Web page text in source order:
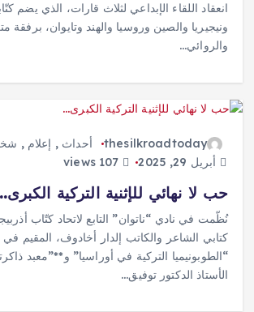
انعقاد اللقاء الإبداعي لثلاث قارات، الذي يضم
ونيجيريا والصين وروسيا والهند وتايوان، برفقة
والروائي…
thesilkroadtoday أحداث , إعلام ,
أبريل 29, 2025
حب لا نهائي للإثنية التركية
نُظّمت في نادي “ناتوان” التابع لاتحاد كتّاب
كتابي الشاعر والكاتب إلدار أخادوف، المقيم في
“الطوبونيميا التركية في أوراسيا” و**”معبد
الأستاذ الدكتور توفيق…